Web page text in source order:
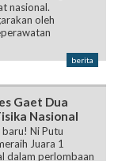
nasional.
oleh
berita
Gaet Dua
Nasional
Ni Putu
Juara 1
dalam perlombaan